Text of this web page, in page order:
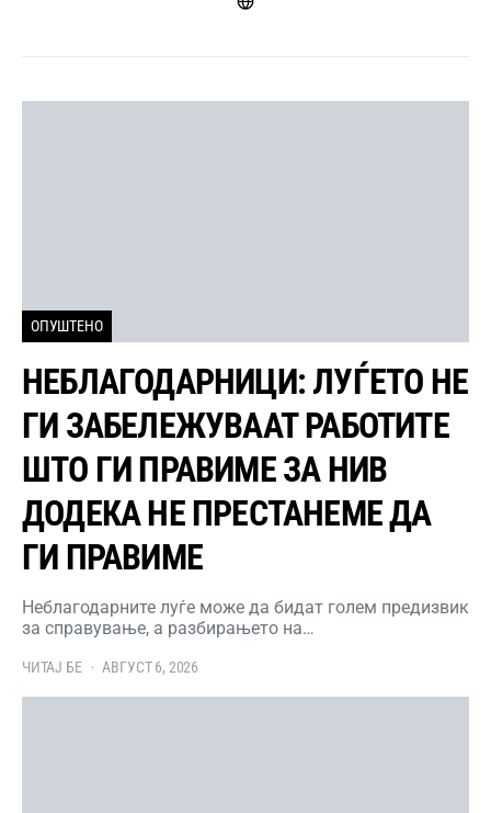
ОПУШТЕНО
НЕБЛАГОДАРНИЦИ: ЛУЃЕТО НЕ
ГИ ЗАБЕЛЕЖУВААТ РАБОТИТЕ
ШТО ГИ ПРАВИМЕ ЗА НИВ
ДОДЕКА НЕ ПРЕСТАНЕМЕ ДА
ГИ ПРАВИМЕ
Неблагодарните луѓе може да бидат голем предизвик
за справување, а разбирањето на…
ЧИТАЈ БЕ АВГУСТ 6, 2026